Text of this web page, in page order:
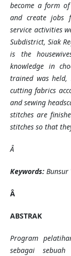
become a form
and create jobs
service activities
Subdistrict, Siak
isthe
knowledge in
trained was held,
cutting fabrics
and sewing
stitches are
stitches so that
Â
Keywords:
Â
ABSTRAK
Program
sebagai